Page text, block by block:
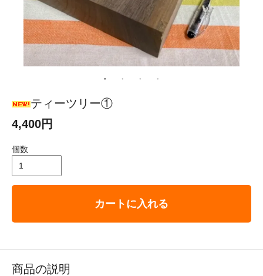
ティーツリー①
4,400円
個数
カートに入れる
商品の説明